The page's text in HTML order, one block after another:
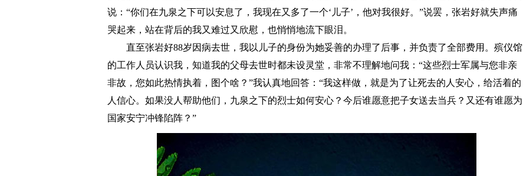
说：“你们在九泉之下可以安息了，我现在又多了一个‘儿子’，他对我很好。”说罢，张岩好就失声痛
哭起来，站在背后的我又难过又欣慰，也悄悄地流下眼泪。
直至张岩好88岁因病去世，我以儿子的身份为她妥善的办理了后事，并负责了全部费用。殡仪馆
的工作人员认识我，知道我的父母去世时都未设灵堂，非常不理解地问我：“这些烈士军属与您非亲
非故，您如此热情执着，图个啥？”我认真地回答：“我这样做，就是为了让死去的人安心，给活着的
人信心。如果没人帮助他们，九泉之下的烈士如何安心？今后谁愿意把子女送去当兵？又还有谁愿为
国家安宁冲锋陷阵？”